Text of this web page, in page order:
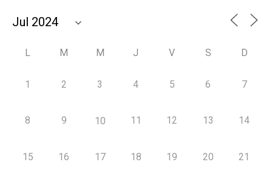
L M M J V S D
1 2 3 4 5 6 7
8 9 10 11 12 13 14
15 16 17 18 19 20 21